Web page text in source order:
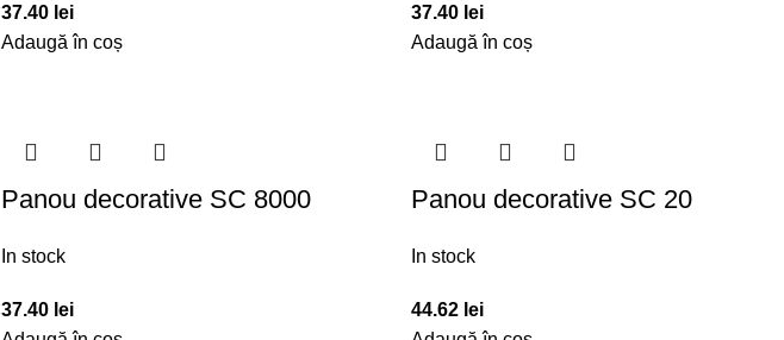
37.40 lei
Adaugă în coș
37.40 lei
Adaugă în coș
Panou decorative SC 8000
In stock
37.40 lei
Panou decorative SC 20
In stock
44.62 lei